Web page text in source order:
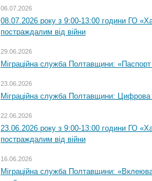
06.07.2026
08.07.2026 року з 9:00-13:00 години ГО
постраждалим від війни
29.06.2026
Міграційна служба Полтавщини: «Паспорт
23.06.2026
Міграційна служба Полтавщини: Цифрова
22.06.2026
23.06.2026 року з 9:00-13:00 години ГО
постраждалим від війни
16.06.2026
Міграційна служба Полтавщини: